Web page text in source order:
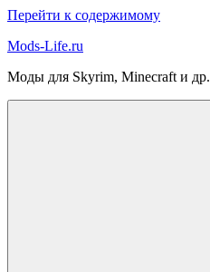
Перейти к содержимому
Mods-Life.ru
Моды для Skyrim, Minecraft и др.